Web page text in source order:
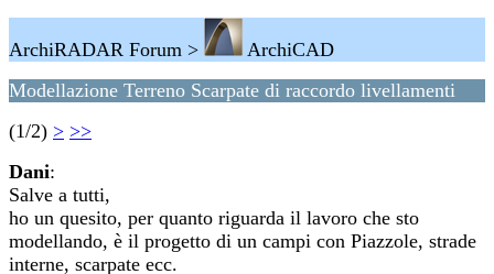
ArchiRADAR Forum >
ArchiCAD
Modellazione Terreno Scarpate di raccordo livellamenti
(1/2) > >>
Dani:
Salve a tutti,
ho un quesito, per quanto riguarda il lavoro che sto
modellando, è il progetto di un campi con Piazzole, strade
interne, scarpate ecc.